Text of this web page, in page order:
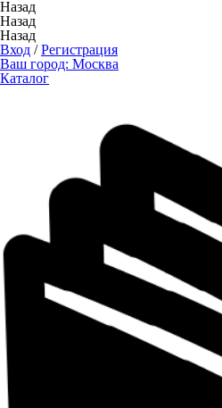
Назад
Назад
Назад
Вход /Регистрация
Ваш город: Москва
Каталог